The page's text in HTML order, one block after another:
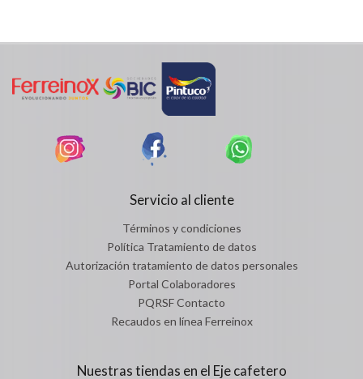
Servicio al cliente
Términos y condiciones
Política Tratamiento de datos
Autorización tratamiento de datos personales
Portal Colaboradores
PQRSF Contacto
Recaudos en línea Ferreinox
Nuestras tiendas en el Eje cafetero